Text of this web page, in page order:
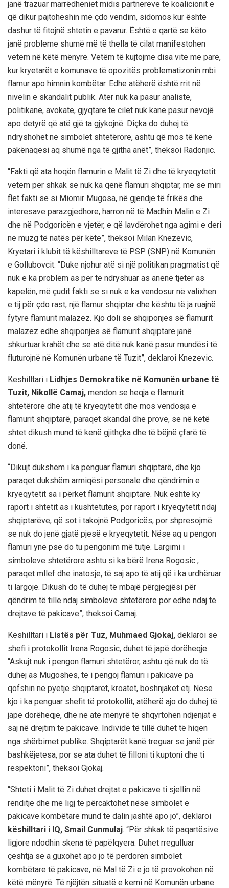
janë trazuar marrëdhëniet midis partnerëve të koalicionit e
që dikur pajtoheshin me çdo vendim, sidomos kur është
dashur të fitojnë shtetin e pavarur. Është e qartë se këto
janë probleme shumë më të thella të cilat manifestohen
vetëm në këtë mënyrë. Vetëm të kujtojmë disa vite më parë,
kur kryetarët e komunave të opozitës problematizonin mbi
flamur apo himnin kombëtar. Edhe atëherë është rrit në
nivelin e skandalit publik. Ater nuk ka pasur analistë,
politikanë, avokatë, gjyqtarë të cilët nuk kanë pasur nevojë
apo detyrë që atë gjë ta gjykojnë. Diçka do duhej të
ndryshohet në simbolet shtetërorë, ashtu që mos të kenë
pakënaqësi aq shumë nga të gjitha anët”, theksoi Radonjic.
“Fakti që ata hoqën flamurin e Malit të Zi dhe të kryeqytetit
vetëm për shkak se nuk ka qenë flamuri shqiptar, më së miri
flet fakti se si Miomir Mugosa, në gjendje të frikës dhe
interesave parazgjedhore, harron në të Madhin Malin e Zi
dhe në Podgoricën e vjetër, e që lavdërohet nga agimi e deri
ne muzg të natës për këtë”, theksoi Milan Knezevic,
Kryetari i klubit të këshilltareve të PSP (SNP) në Komunën
e Gollubovcit. “Duke njohur atë si një politikan pragmatist që
nuk e ka problem as për të ndryshuar as anenë tjetër as
kapelën, më çudit fakti se si nuk e ka vendosur në valixhen
e tij për çdo rast, një flamur shqiptar dhe kështu të ja ruajnë
fytyre flamurit malazez. Kjo doli se shqiponjës së flamurit
malazez edhe shqiponjës së flamurit shqiptarë janë
shkurtuar krahët dhe se atë ditë nuk kanë pasur mundësi të
fluturojnë në Komunën urbane të Tuzit”, deklaroi Knezevic.
Këshilltari i Lidhjes Demokratike në Komunën urbane të
Tuzit, Nikollë Camaj, mendon se heqja e flamurit
shtetërore dhe atij të kryeqytetit dhe mos vendosja e
flamurit shqiptarë, paraqet skandal dhe provë, se në këtë
shtet dikush mund të kenë gjithçka dhe të bëjnë çfarë të
donë.
“Dikujt dukshëm i ka penguar flamuri shqiptarë, dhe kjo
paraqet dukshëm armiqësi personale dhe qëndrimin e
kryeqytetit sa i përket flamurit shqiptarë. Nuk është ky
raport i shtetit as i kushtetutës, por raport i kryeqytetit ndaj
shqiptarëve, që sot i takojnë Podgoricës, por shpresojmë
se nuk do jenë gjatë pjesë e kryeqytetit. Nëse aq u pengon
flamuri ynë pse do tu pengonim më tutje. Largimi i
simboleve shtetërore ashtu si ka bërë Irena Rogosic ,
paraqet mllef dhe inatosje, të saj apo të atij që i ka urdhëruar
ti largoje. Dikush do të duhej të mbajë përgjegjësi për
qëndrim të tillë ndaj simboleve shtetërore por edhe ndaj të
drejtave të pakicave”, theksoi Camaj.
Këshilltari i Listës për Tuz, Muhmaed Gjokaj, deklaroi se
shefi i protokollit Irena Rogosic, duhet të japë dorëheqje.
“Askujt nuk i pengon flamuri shtetëror, ashtu që nuk do të
duhej as Mugoshës, të i pengoj flamuri i pakicave pa
qofshin në pyetje shqiptarët, kroatet, boshnjaket etj. Nëse
kjo i ka penguar shefit të protokollit, atëherë ajo do duhej të
japë dorëheqje, dhe ne atë mënyrë të shqyrtohen ndjenjat e
saj në drejtim të pakicave. Individë të tillë duhet të hiqen
nga shërbimet publike. Shqiptarët kanë treguar se janë për
bashkëjetesa, por se ata duhet të filloni ti kuptoni dhe ti
respektoni”, theksoi Gjokaj.
“Shteti i Malit të Zi duhet drejtat e pakicave ti sjellin në
renditje dhe me ligj të përcaktohet nëse simbolet e
pakicave kombëtare mund të dalin jashtë apo jo”, deklaroi
këshilltari i IQ, Smail Cunmulaj. “Për shkak të paqartësive
ligjore ndodhin skena të papëlqyera. Duhet rregulluar
çështja se a guxohet apo jo të përdoren simbolet
kombëtare të pakicave, në Mal të Zi e jo të provokohen në
këtë mënyrë. Të njëjtën situatë e kemi në Komunën urbane